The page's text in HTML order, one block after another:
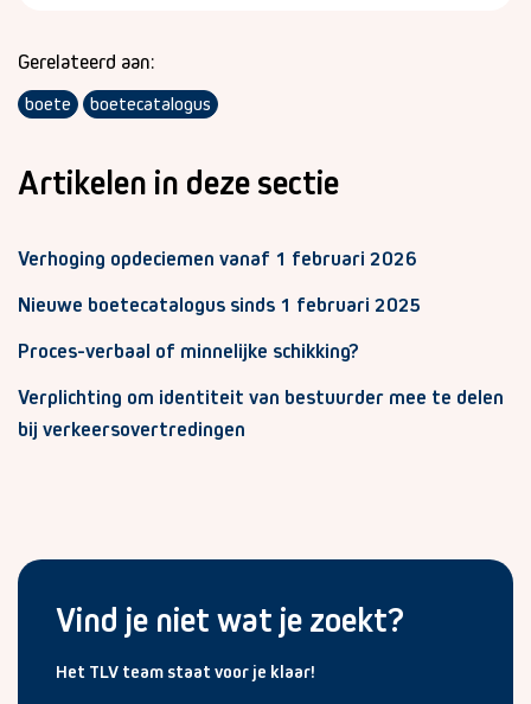
Gerelateerd aan:
boete boetecatalogus
Artikelen in deze sectie
Verhoging opdeciemen vanaf 1 februari 2026
Nieuwe boetecatalogus sinds 1 februari 2025
Proces-verbaal of minnelijke schikking?
Verplichting om identiteit van bestuurder mee te delen
bij verkeersovertredingen
Vind je niet wat je zoekt?
Het TLV team staat voor je klaar!